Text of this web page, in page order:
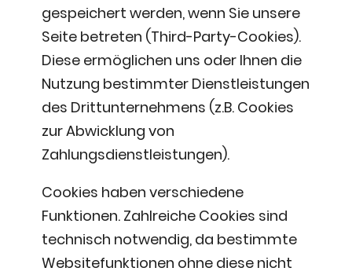
gespeichert werden, wenn Sie unsere
Seite betreten (Third-Party-Cookies).
Diese ermöglichen uns oder Ihnen die
Nutzung bestimmter Dienstleistungen
des Drittunternehmens (z.B. Cookies
zur Abwicklung von
Zahlungsdienstleistungen).
Cookies haben verschiedene
Funktionen. Zahlreiche Cookies sind
technisch notwendig, da bestimmte
Websitefunktionen ohne diese nicht